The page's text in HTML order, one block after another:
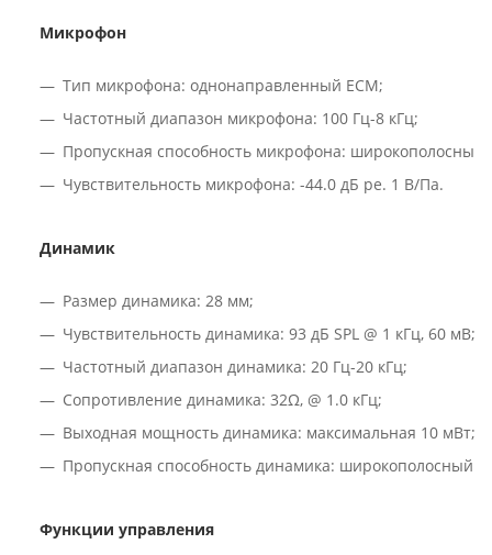
Микрофон
Тип микрофона: однонаправленный ECM;
Частотный диапазон микрофона: 100 Гц-8 кГц;
Пропускная способность микрофона: широкополосный;
Чувствительность микрофона: -44.0 дБ ре. 1 В/Па.
Динамик
Размер динамика: 28 мм;
Чувствительность динамика: 93 дБ SPL @ 1 кГц, 60 мВ;
Частотный диапазон динамика: 20 Гц-20 кГц;
Сопротивление динамика: 32Ω, @ 1.0 кГц;
Выходная мощность динамика: максимальная 10 мВт;
Пропускная способность динамика: широкополосный.
Функции управления